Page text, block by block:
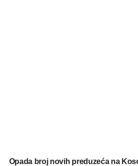
Opada broj novih preduzeća na